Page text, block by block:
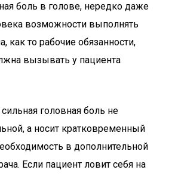
боль в голове, нередко даже
возможности выполнять
как то рабочие обязанности,
вызывать у пациента
головная боль не
а носит кратковременный
в дополнительной
Если пациент ловит себя на